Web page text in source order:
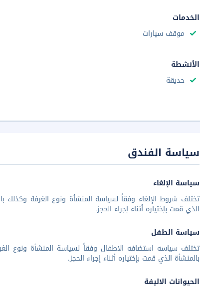
الخدمات
موقف سيارات
الأنشطة
حديقة
سياسة الفندق
سياسة الإلغاء
تختلف شروط الإلغاء وفقاً لسياسة المنشأة ونوع الغرفة وكذلك
الذي قمت بإختياره أثناء إجراء الحجز.
سياسة الطفل
تختلف سياسه استضافه الاطفال وفقاً لسياسة المنشأة ونوع
بالمنشأة الذي قمت بإختياره أثناء إجراء الحجز.
الحيوانات الاليفة